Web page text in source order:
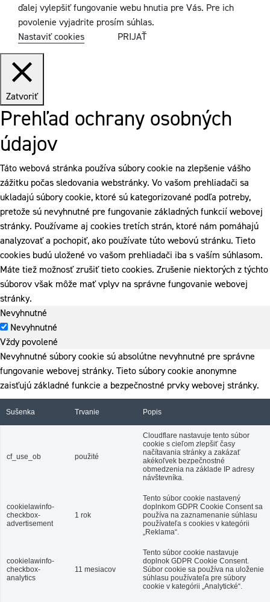
ďalej vylepšiť fungovanie webu hnutia pre Vás. Pre ich
povolenie vyjadrite prosím súhlas.
Nastaviť cookies
PRIJAŤ
Zatvoriť
Prehľad ochrany osobných
údajov
Táto webová stránka používa súbory cookie na zlepšenie vášho
zážitku počas sledovania webstránky. Vo vašom prehliadači sa
ukladajú súbory cookie, ktoré sú kategorizované podľa potreby,
pretože sú nevyhnutné pre fungovanie základných funkcií webovej
stránky. Používame aj cookies tretích strán, ktoré nám pomáhajú
analyzovať a pochopiť, ako používate túto webovú stránku. Tieto
cookies budú uložené vo vašom prehliadači iba s vaším súhlasom.
Máte tiež možnosť zrušiť tieto cookies. Zrušenie niektorých z týchto
súborov však môže mať vplyv na správne fungovanie webovej
stránky.
Nevyhnutné
Nevyhnutné
Vždy povolené
Nevyhnutné súbory cookie sú absolútne nevyhnutné pre správne
fungovanie webovej stránky. Tieto súbory cookie anonymne
zaisťujú základné funkcie a bezpečnostné prvky webovej stránky.
Sušenka Trvanie Popis
cf_use_ob použité
Cloudflare nastavuje tento súbor
cookie s cieľom zlepšiť časy
načítavania stránky a zakázať
akékoľvek bezpečnostné
obmedzenia na základe IP adresy
návštevníka.
cookielawinfo-
checkbox-
advertisement
1 rok
Tento súbor cookie nastavený
doplnkom GDPR Cookie Consent sa
používa na zaznamenanie súhlasu
používateľa s cookies v kategórii
„Reklama“.
cookielawinfo-
checkbox-
analytics
11 mesiacov
Tento súbor cookie nastavuje
doplnok GDPR Cookie Consent.
Súbor cookie sa používa na uloženie
súhlasu používateľa pre súbory
cookie v kategórii „Analytické“.